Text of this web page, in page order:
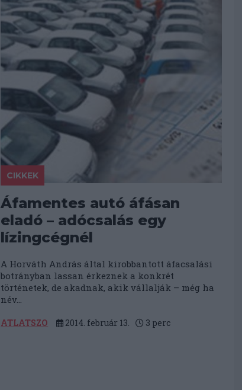
CIKKEK
Áfamentes autó áfásan
eladó – adócsalás egy
lízingcégnél
A Horváth András által kirobbantott áfacsalási
botrányban lassan érkeznek a konkrét
történetek, de akadnak, akik vállalják – még ha
név...
ATLATSZO 2014. február 13. 3 perc